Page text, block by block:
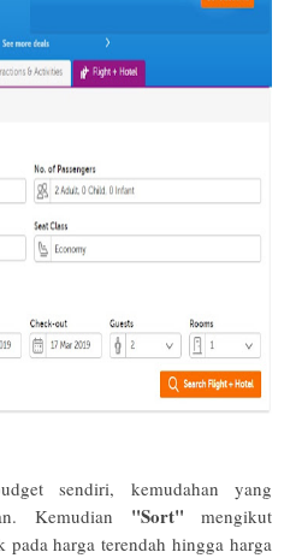
sendiri, kemudahan yang
Kemudian "Sort" mengikut
pada harga terendah hingga harga